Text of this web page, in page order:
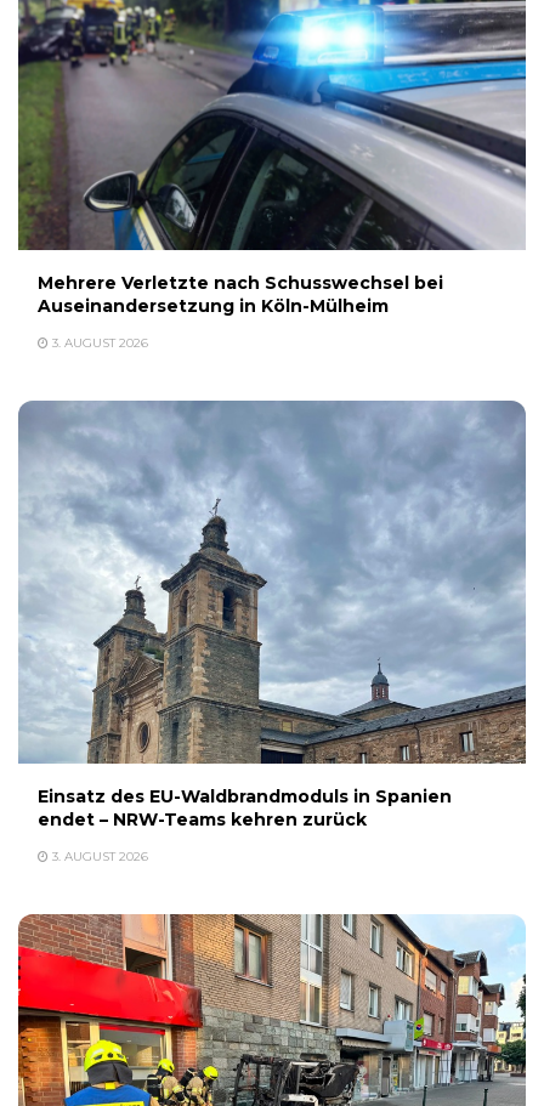
Mehrere Verletzte nach Schusswechsel bei
Auseinandersetzung in Köln-Mülheim
3. AUGUST 2026
Einsatz des EU-Waldbrandmoduls in Spanien
endet – NRW-Teams kehren zurück
3. AUGUST 2026